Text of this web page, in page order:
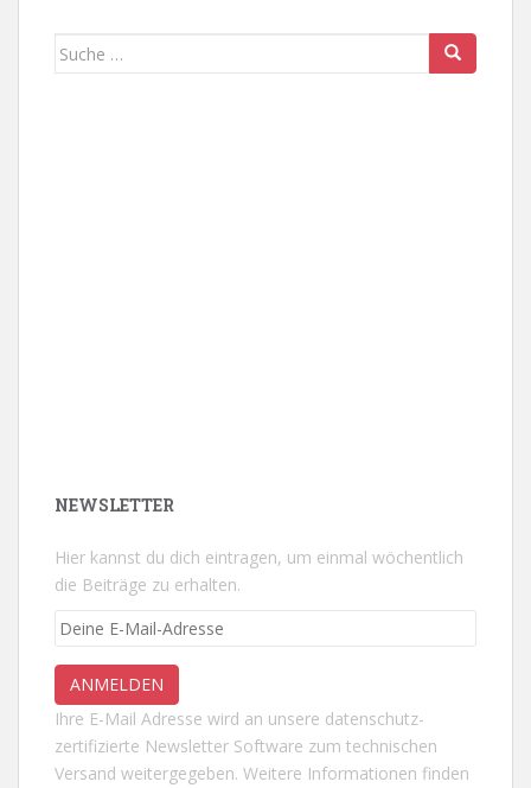
Suche
NEWSLETTER
Hier kannst du dich eintragen, um einmal wöchentlich
die Beiträge zu erhalten.
Ihre E-Mail Adresse wird an unsere datenschutz-
zertifizierte Newsletter Software zum technischen
Versand weitergegeben. Weitere Informationen finden